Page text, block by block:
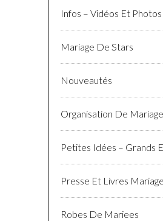
Infos – Vidéos Et
Mariage De Stars
Nouveautés
Organisation De Mariage
Petites Idées – Grands
Presse Et Livres Mariage
Robes De Mariees